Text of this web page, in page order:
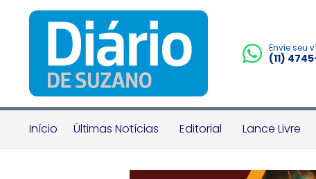
Envie seu
(11)
Início Últimas Notícias Editorial Lance Livre